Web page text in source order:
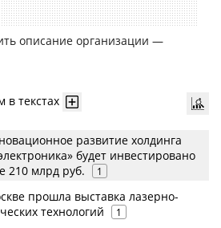
описание организации —
в текстах
развитие холдинга
будет инвестировано
210 млрд руб.
1
прошла выставка лазерно-
технологий
1